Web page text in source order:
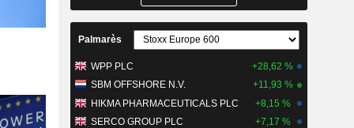
Palmarès
WPP PLC
+28,62 %
SBM OFFSHORE N.V.
+11,93 %
HIKMA PHARMACEUTICALS PLC
+8,15 %
SERCO GROUP PLC
+7,17 %